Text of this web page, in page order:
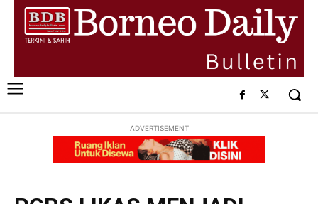
ADVERTISEMENT